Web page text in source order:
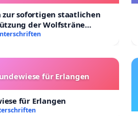
zur sofortigen staatlichen
der Wolfsträne
in der Trauerbewältigung
für Erlangen
für Erlangen